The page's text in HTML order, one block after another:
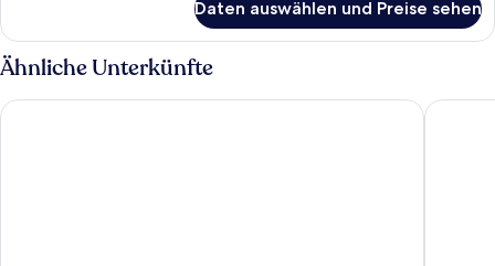
Daten auswählen und Preise sehen
Ähnliche Unterkünfte
Hotel Esplanade Resort & Spa - Adults Only Alwine -